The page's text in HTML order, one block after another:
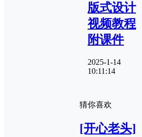
版式设计
视频教程
附课件
2025-1-14
10:11:14
猜你喜欢
[开心老头]